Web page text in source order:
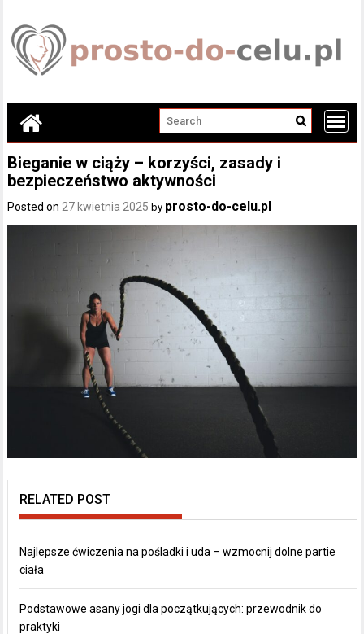
content
Bieganie w ciąży – korzyści, zasady i
bezpieczeństwo aktywności
Posted on27 kwietnia 2025 by prosto-do-celu.pl
RELATED POST
Najlepsze ćwiczenia na pośladki i uda – wzmocnij dolne partie
ciała
Podstawowe asany jogi dla początkujących: przewodnik do
praktyki